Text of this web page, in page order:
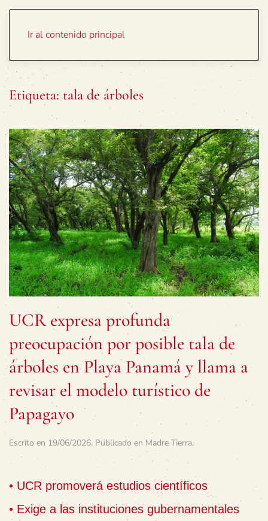
Ir al contenido principal
Etiqueta: tala de árboles
UCR expresa profunda
preocupación por posible tala de
árboles en Playa Panamá y llama a
revisar el modelo turístico de
Papagayo
Escrito en 19/06/2026. Publicado en Madre Tierra.
• UCR promoverá estudios científicos
• Exige a las instituciones gubernamentales